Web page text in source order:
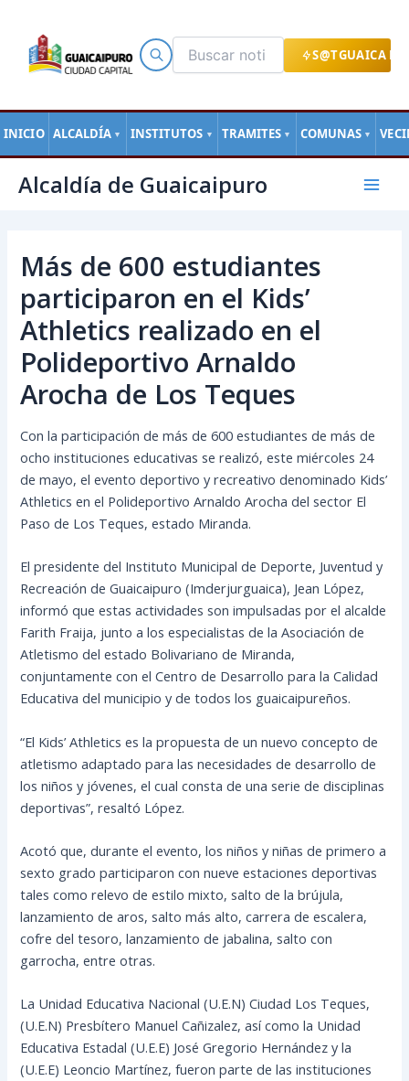
S@TGUAICA
INICIO ALCALDÍA ▼ INSTITUTOS ▼ TRAMITES ▼ COMUNAS ▼
contenido
Alcaldía de Guaicaipuro
Main
Más de 600 estudiantes
participaron en el Kids’
Athletics realizado en el
Polideportivo Arnaldo
Arocha de Los Teques
Con la participación de más de 600 estudiantes de más de
ocho instituciones educativas se realizó, este miércoles 24
de mayo, el evento deportivo y recreativo denominado Kids’
Athletics en el Polideportivo Arnaldo Arocha del sector El
Paso de Los Teques, estado Miranda.
El presidente del Instituto Municipal de Deporte, Juventud y
Recreación de Guaicaipuro(Imderjurguaica), Jean López,
informó que estas actividades son impulsadas por el alcalde
Farith Fraija, junto a los especialistas de la Asociación de
Atletismo del estado Bolivariano de Miranda,
conjuntamente con el Centro de Desarrollo para la Calidad
Educativa del municipio y de todos los guaicaipureños.
“El Kids’ Athletics es la propuesta de un nuevo concepto de
atletismo adaptado para las necesidades de desarrollo de
los niños y jóvenes, el cual consta de una serie de disciplinas
deportivas”, resaltó López.
Acotó que, durante el evento, los niños y niñas de primero a
sexto grado participaron con nueve estaciones deportivas
tales como relevo de estilo mixto, salto de la brújula,
lanzamiento de aros, salto más alto, carrera de escalera,
cofre del tesoro, lanzamiento de jabalina, salto con
garrocha, entre otras.
La Unidad Educativa Nacional (U.E.N) Ciudad Los Teques,
(U.E.N) Presbítero Manuel Cañizalez, así como la Unidad
Educativa Estadal (U.E.E) José Gregorio Hernández y la
(U.E.E) Leoncio Martínez, fueron parte de las instituciones
de